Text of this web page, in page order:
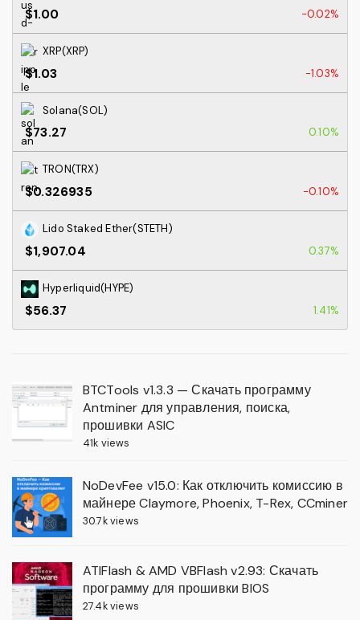
$1.00 -0.02%
XRP(XRP)
$1.03 -1.03%
Solana(SOL)
$73.27 0.10%
TRON(TRX)
$0.326935 -0.10%
Lido Staked Ether(STETH)
$1,907.04 0.37%
Hyperliquid(HYPE)
$56.37 1.41%
BTCTools v1.3.3 — Скачать программу
Antminer для управления, поиска,
прошивки ASIC
41k views
NoDevFee v15.0: Как отключить комиссию в
майнере Claymore, Phoenix, T-Rex, CCminer
30.7k views
ATIFlash & AMD VBFlash v2.93: Скачать
программу для прошивки BIOS
27.4k views